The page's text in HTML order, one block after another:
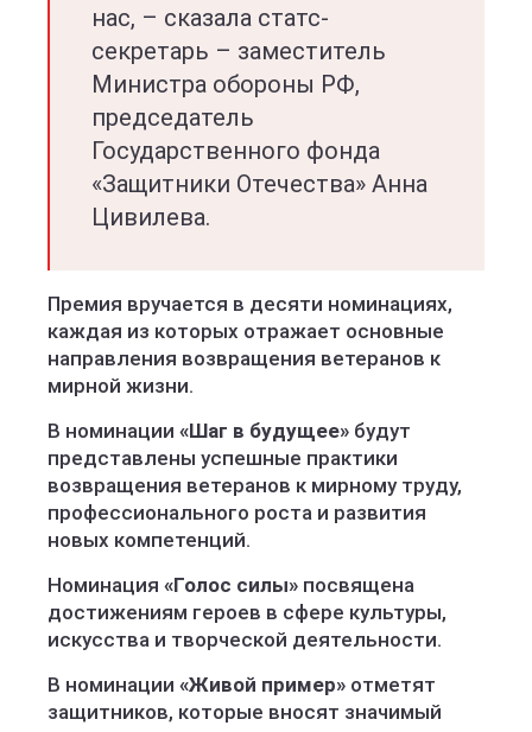
нас, – сказала статс-
секретарь – заместитель
Министра обороны РФ,
председатель
Государственного фонда
«Защитники Отечества» Анна
Цивилева.
Премия вручается в десяти номинациях,
каждая из которых отражает основные
направления возвращения ветеранов к
мирной жизни.
В номинации «Шаг в будущее» будут
представлены успешные практики
возвращения ветеранов к мирному труду,
профессионального роста и развития
новых компетенций.
Номинация «Голос силы» посвящена
достижениям героев в сфере культуры,
искусства и творческой деятельности.
В номинации «Живой пример» отметят
защитников, которые вносят значимый